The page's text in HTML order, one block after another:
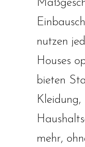
nutzen
Houses
bieten
Kleidung,
mehr,